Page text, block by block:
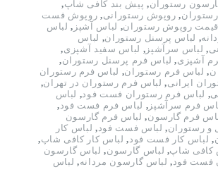
رستوران, پیش بند کافی شاپ,
, روپوش رستورانی, روپوش فست
قیمت روپوش رستوران, لباس آشپز , لباس
, لباس پرسنل رستوران, لباس
, لباس سرآشپز , لباس سفید آشپزی,
آشپزی, لباس فرم پرسنل رستوران,
, لباس فرم رستوران, لباس فرم رستوران
ایرانی, لباس فرم رستوران در تهران,
, لباس فرم رستوران فست فود, لباس
فرم سرآشپز , لباس فرم فست فود ,
فرم گارسون, لباس فرم گارسون
و رستوران, لباس فست فود , لباس کار
, لباس کار فست فود , لباس کار کافی شاپ,
کافی شاپ, لباس گارسون, لباس گارسون
فست فود , لباس گارسون مردانه, لباس